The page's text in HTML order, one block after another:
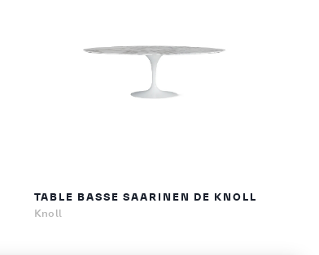
TABLE BASSE SAARINEN DE KNOLL
Knoll